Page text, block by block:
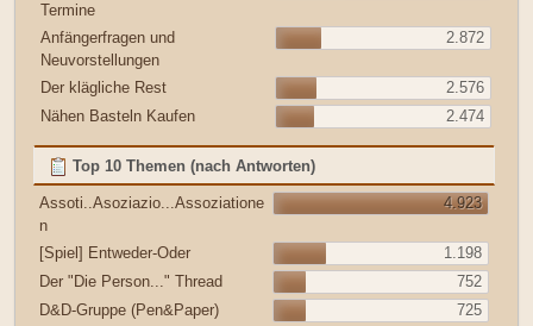
Termine
Anfängerfragen und
Neuvorstellungen
2.872
Der klägliche Rest
2.576
Nähen Basteln Kaufen
2.474
Top 10 Themen (nach Antworten)
Assoti..Asoziazio...Assoziatione
n
4.923
[Spiel] Entweder-Oder
1.198
Der "Die Person..." Thread
752
D&D-Gruppe (Pen&Paper)
725